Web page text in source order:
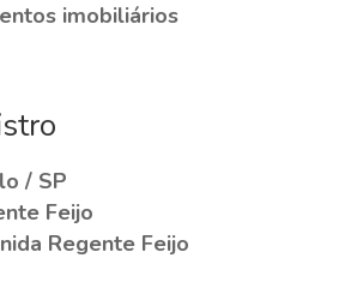
imobiliários
/ SP
Feijo
Regente Feijo